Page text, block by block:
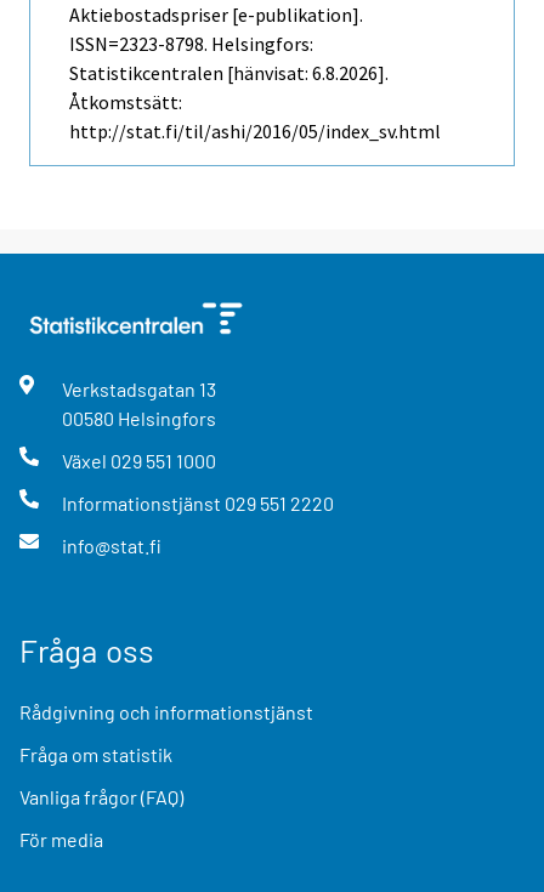
Aktiebostadspriser [e-publikation].
ISSN=2323-8798. Helsingfors:
Statistikcentralen [hänvisat: 6.8.2026].
Åtkomstsätt:
http://stat.fi/til/ashi/2016/05/index_sv.html
Verkstadsgatan 13
00580 Helsingfors
Växel 029 551 1000
Informationstjänst 029 551 2220
info@stat.fi
Fråga oss
Rådgivning och informationstjänst
Fråga om statistik
Vanliga frågor (FAQ)
För media